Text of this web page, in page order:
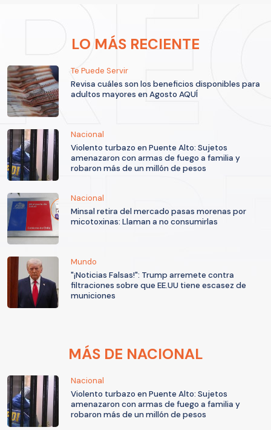
LO MÁS RECIENTE
Te Puede Servir
Revisa cuáles son los beneficios disponibles para
adultos mayores en Agosto AQUÍ
Nacional
Violento turbazo en Puente Alto: Sujetos
amenazaron con armas de fuego a familia y
robaron más de un millón de pesos
Nacional
Minsal retira del mercado pasas morenas por
micotoxinas: Llaman a no consumirlas
Mundo
"¡Noticias Falsas!": Trump arremete contra
filtraciones sobre que EE.UU tiene escasez de
municiones
MÁS DE NACIONAL
Nacional
Violento turbazo en Puente Alto: Sujetos
amenazaron con armas de fuego a familia y
robaron más de un millón de pesos